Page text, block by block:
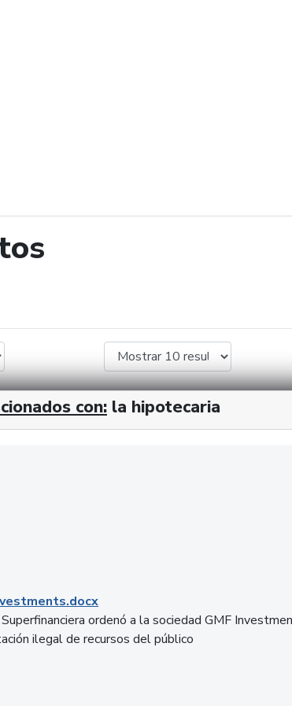
con: la hipotecaria
ordenó a la sociedad GMF
ilegal de recursos del público